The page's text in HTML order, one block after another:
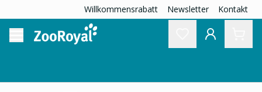
Willkommensrabatt Newsletter Kontakt